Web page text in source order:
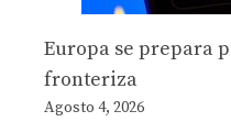
Europa se prepara
fronteriza
Agosto 4, 2026